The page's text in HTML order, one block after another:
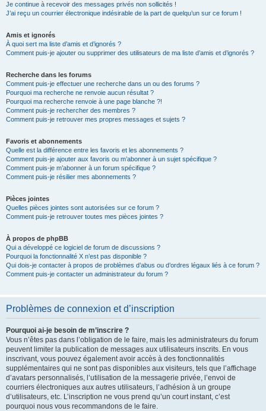
Je continue à recevoir des messages privés non sollicités !
J’ai reçu un courrier électronique indésirable de la part de quelqu’un sur ce forum !
Amis et ignorés
À quoi sert ma liste d’amis et d’ignorés ?
Comment puis-je ajouter ou supprimer des utilisateurs de ma liste d’amis et d’ignorés ?
Recherche dans les forums
Comment puis-je effectuer une recherche dans un ou des forums ?
Pourquoi ma recherche ne renvoie aucun résultat ?
Pourquoi ma recherche renvoie à une page blanche ?!
Comment puis-je rechercher des membres ?
Comment puis-je retrouver mes propres messages et sujets ?
Favoris et abonnements
Quelle est la différence entre les favoris et les abonnements ?
Comment puis-je ajouter aux favoris ou m’abonner à un sujet spécifique ?
Comment puis-je m’abonner à un forum spécifique ?
Comment puis-je résilier mes abonnements ?
Pièces jointes
Quelles pièces jointes sont autorisées sur ce forum ?
Comment puis-je retrouver toutes mes pièces jointes ?
À propos de phpBB
Qui a développé ce logiciel de forum de discussions ?
Pourquoi la fonctionnalité X n’est pas disponible ?
Qui dois-je contacter à propos de problèmes d’abus ou d’ordres légaux liés à ce forum ?
Comment puis-je contacter un administrateur du forum ?
Problèmes de connexion et d’inscription
Pourquoi ai-je besoin de m’inscrire ?
Vous n’êtes pas dans l’obligation de le faire, mais les administrateurs du forum
peuvent limiter la publication de messages aux utilisateurs inscrits. En vous
inscrivant, vous pouvez également avoir accès à des fonctionnalités
supplémentaires qui ne sont pas disponibles aux visiteurs, tels que l’affichage
d’avatars personnalisés, l’utilisation de la messagerie privée, l’envoi de
courriers électroniques aux autres utilisateurs, l’adhésion à un groupe
d’utilisateurs, etc. L’inscription ne vous prend qu’un court instant, c’est
pourquoi nous vous recommandons de le faire.